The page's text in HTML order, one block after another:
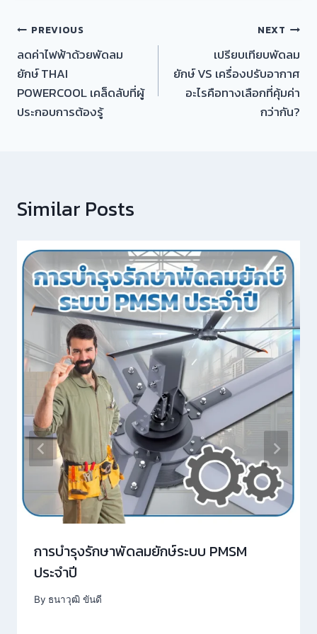
แนะแนว
เรื่อง
PREVIOUS
ลดค่าไฟฟ้าด้วยพัดลม
ยักษ์ THAI
POWERCOOL เคล็ดลับที่ผู้
ประกอบการต้องรู้
NEXT
เปรียบเทียบพัดลม
ยักษ์ VS เครื่องปรับอากาศ
อะไรคือทางเลือกที่คุ้มค่า
กว่ากัน?
Similar Posts
การบำรุงรักษาพัดลมยักษ์ระบบ PMSM
ประจำปี
By ธนาวุฒิ ขันดี